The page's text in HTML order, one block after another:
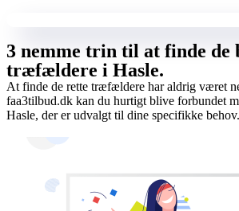
3 nemme trin til at finde de
træfældere i Hasle.
At finde de rette træfældere har aldrig været
faa3tilbud.dk kan du hurtigt blive forbundet
Hasle, der er udvalgt til dine specifikke behov.